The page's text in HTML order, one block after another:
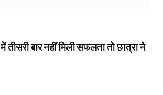
बार नहीं मिली सफलता तो छात्रा ने